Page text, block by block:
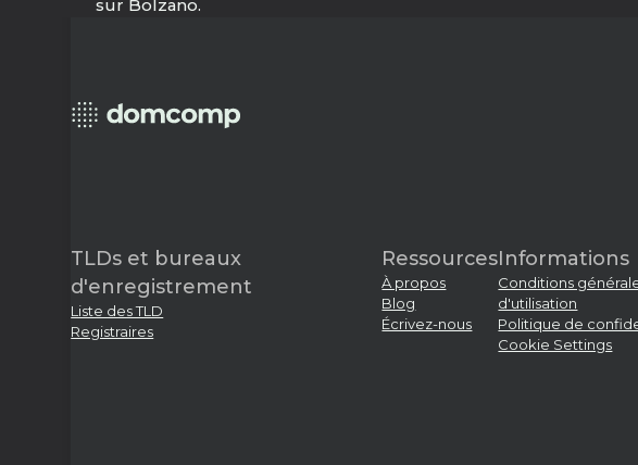
sur Bolzano.
TLDs et bureaux
d'enregistrement
Liste des TLD
Registraires
Ressources
À propos
Blog
Écrivez-nous
Informations
Conditions
d'utilisation
Politique de
Cookie Settings